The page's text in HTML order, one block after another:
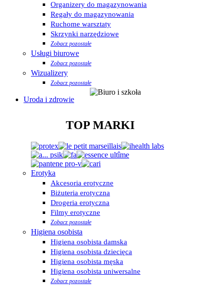
Organizery do magazynowania
Regały do magazynowania
Ruchome warsztaty
Skrzynki narzędziowe
Zobacz pozostałe
Usługi biurowe
Zobacz pozostałe
Wizualizery
Zobacz pozostałe
Uroda i zdrowie
TOP MARKI
Erotyka
Akcesoria erotyczne
Biżuteria erotyczna
Drogeria erotyczna
Filmy erotyczne
Zobacz pozostałe
Higiena osobista
Higiena osobista damska
Higiena osobista dziecięca
Higiena osobista męska
Higiena osobista uniwersalne
Zobacz pozostałe